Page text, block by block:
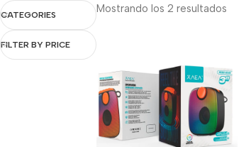
CATEGORIES
FILTER BY PRICE
Mostrando los 2 resultados